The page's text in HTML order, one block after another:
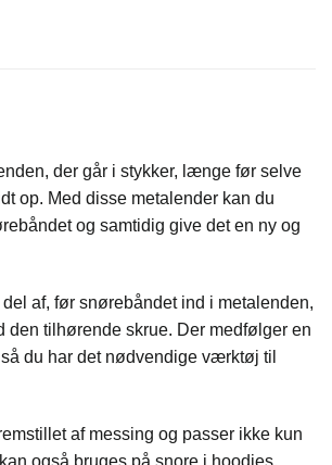
der går i stykker, længe før selve
op. Med disse metalender kan du
og samtidig give det en ny og
af, før snørebåndet ind i metalenden,
den tilhørende skrue. Der medfølger en
du har det nødvendige værktøj til
af messing og passer ikke kun
også bruges på snore i hoodies,